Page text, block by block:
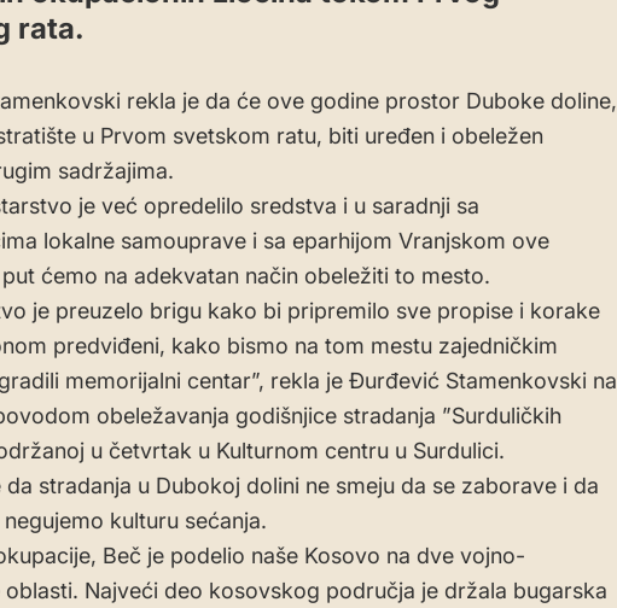
rata.
rekla je da će ove godine prostor Duboke doline,
u Prvom svetskom ratu, biti uređen i obeležen
sadržajima.
je već opredelilo sredstva i u saradnji sa
lokalne samouprave i sa eparhijom Vranjskom ove
ćemo na adekvatan način obeležiti to mesto.
je preuzelo brigu kako bi pripremilo sve propise i korake
predviđeni, kako bismo na tom mestu zajedničkim
memorijalni centar”, rekla je Đurđević Stamenkovski na
obeležavanja godišnjice stradanja ”Surduličkih
u četvrtak u Kulturnom centru u Surdulici.
da stradanja u Dubokoj dolini ne smeju da se zaborave i da
kulturu sećanja.
Beč je podelio naše Kosovo na dve vojno-
oblasti. Najveći deo kosovskog područja je držala bugarska